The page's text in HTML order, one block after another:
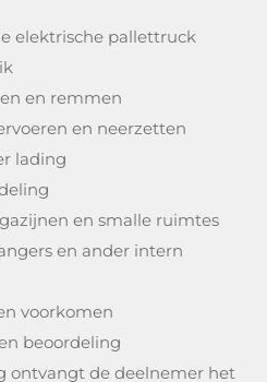
elektrische pallettruck
en remmen
en neerzetten
lading
en smalle ruimtes
en ander intern
voorkomen
beoordeling
ontvangt de deelnemer het